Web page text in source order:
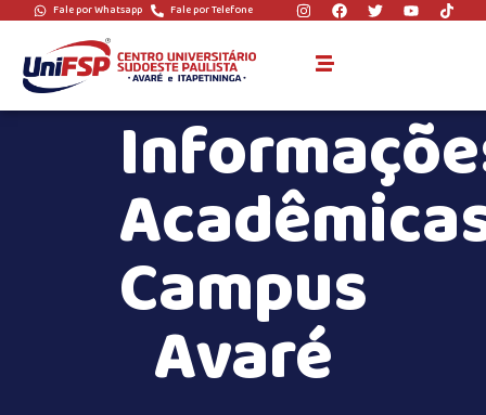
Fale por Whatsapp Fale por Telefone
Campus
Avaré